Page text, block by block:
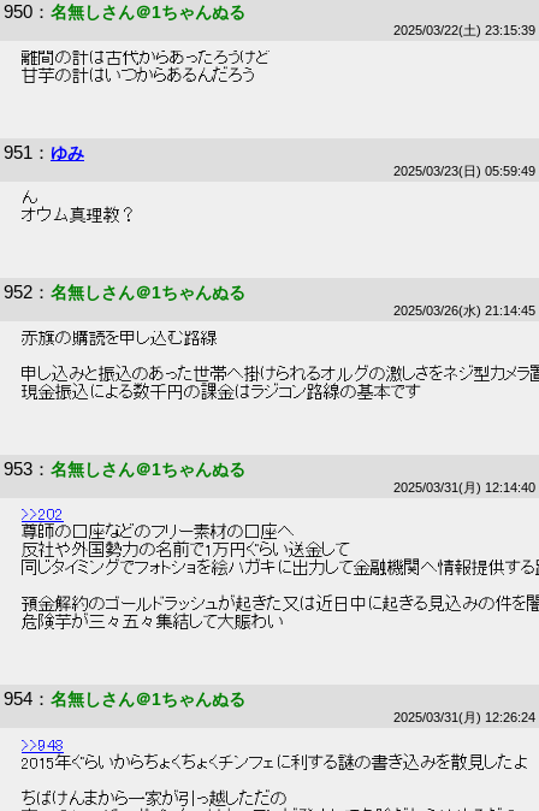
950 ： 名無しさん＠1ちゃんぬる
2025/03/22(土) 23:15:39
離間の計は古代からあったろうけど
甘芋の計はいつからあるんだろう
951 ： ゆみ
2025/03/23(日) 05:59:49
ん
オウム真理教？
952 ： 名無しさん＠1ちゃんぬる
2025/03/26(水) 21:14:45
赤旗の購読を申し込む路線
申し込みと振込のあった世帯へ掛けられるオルグの激しさをネジ型カメ
現金振込による数千円の課金はラジコン路線の基本です
953 ： 名無しさん＠1ちゃんぬる
2025/03/31(月) 12:14:40
>>202
尊師の口座などのフリー素材の口座へ
反社や外国勢力の名前で1万円ぐらい送金して
同じタイミングでフォトショを絵ハガキに出力して金融機関へ情報提供す
預金解約のゴールドラッシュが起きた又は近日中に起きる見込みの件を
危険芋が三々五々集結して大賑わい
954 ： 名無しさん＠1ちゃんぬる
2025/03/31(月) 12:26:24
>>948
2015年ぐらいからちょくちょくチンフェに利する謎の書き込みを散見したよ
ちばけんまから一家が引っ越しただの